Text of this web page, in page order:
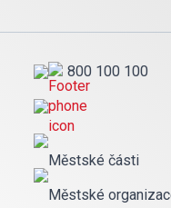
800 100 100
Městské části
Městské